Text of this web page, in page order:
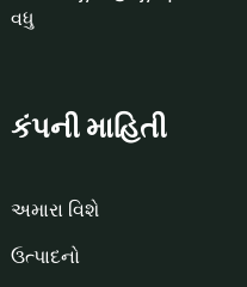
કંપની માહિતી
અમારા વિશે
ઉત્પાદનો